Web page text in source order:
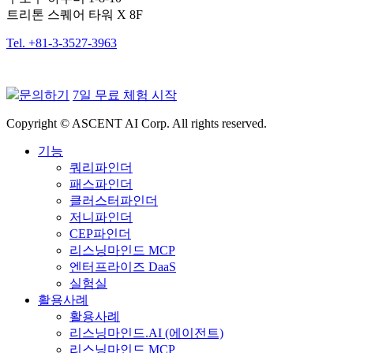
트리톤 스퀘어 타워 X 8F
Tel. +81-3-3527-3963
문의하기 7일 무료 체험 시작
Copyright © ASCENT AI Corp. All rights reserved.
기능
쿼리파인더
패스파인더
클러스터파인더
저니파인더
CEP파인더
리스닝마인드 MCP
엔터프라이즈 DaaS
실험실
활용사례
활용사례
리스닝마인드.AI (에이전트)
리스닝마인드 MCP